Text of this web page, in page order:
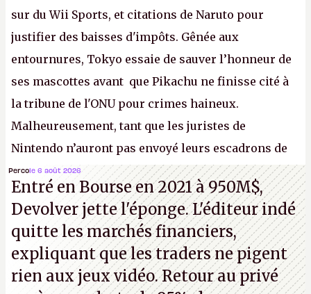
sur du Wii Sports, et citations de Naruto pour
justifier des baisses d'impôts. Gênée aux
entournures, Tokyo essaie de sauver l’honneur de
ses mascottes avant que Pikachu ne finisse cité à
la tribune de l'ONU pour crimes haineux.
Malheureusement, tant que les juristes de
Nintendo n’auront pas envoyé leurs escadrons de
la mort judiciaires pour distribuer du copyright
strike à tour de bras, l'Oncle Sam continuera
d'étaler sa confiture intellectuelle sur vos
souvenirs d'enfance.P.
Percole 6 août 2026
Entré en Bourse en 2021 à 950M$,
Devolver jette l'éponge. L'éditeur indé
quitte les marchés financiers,
expliquant que les traders ne pigent
rien aux jeux vidéo. Retour au privé